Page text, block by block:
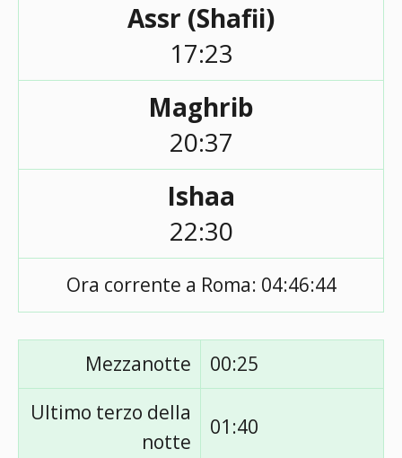
Assr (Shafii)
17:23
Maghrib
20:37
Ishaa
22:30
Ora corrente a Roma: 04:46:44
Mezzanotte
00:25
Ultimo terzo della
notte
01:40